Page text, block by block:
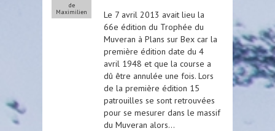
de
Maximilien
Le 7 avril 2013 avait lieu la
66e édition du Trophée du
Muveran à Plans sur Bex car la
première édition date du 4
avril 1948 et que la course a
dû être annulée une fois. Lors
de la première édition 15
patrouilles se sont retrouvées
pour se mesurer dans le massif
du Muveran alors…